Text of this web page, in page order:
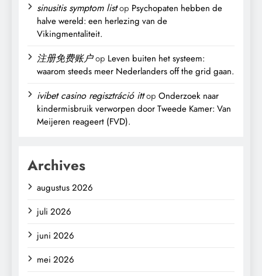
sinusitis symptom listop Psychopaten hebben de
halve wereld: een herlezing van de
Vikingmentaliteit.
注册免费账户op Leven buiten het systeem:
waarom steeds meer Nederlanders off the grid gaan.
ivibet casino regisztráció ittop Onderzoek naar
kindermisbruik verworpen door Tweede Kamer: Van
Meijeren reageert (FVD).
Archives
augustus 2026
juli 2026
juni 2026
mei 2026